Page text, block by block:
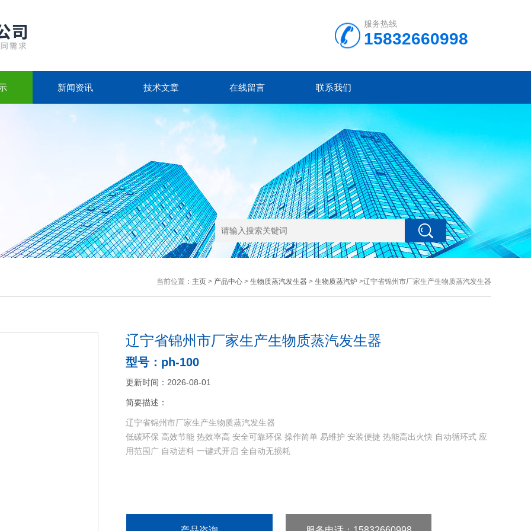
服务热线
15832660998
新闻资讯 技术文章 在线留言 联系我们
当前位置： 主页> 产品中心> 生物质蒸汽发生器 > 生物质蒸汽炉>辽宁省锦州市厂家生产生物质蒸汽发生器
辽宁省锦州市厂家生产生物质蒸汽发生器
型号：ph-100
更新时间：2026-08-01
简要描述：
辽宁省锦州市厂家生产生物质蒸汽发生器
低碳环保 高效节能 热效率高 安全可靠环保 操作简单 易维护 安装便捷 热能高出火快 自动循环式 应
用范围广 自动进料 一键式开启 全自动无损耗